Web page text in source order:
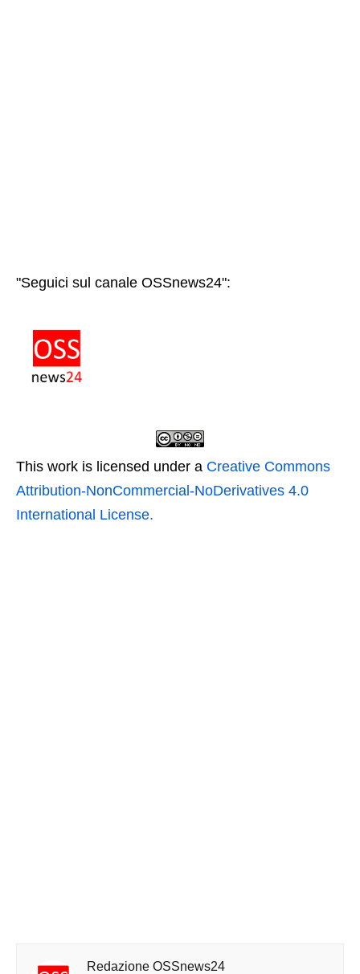
"Seguici sul canale OSSnews24":
This work is licensed under a Creative Commons
Attribution-NonCommercial-NoDerivatives 4.0
International License.
Redazione OSSnews24